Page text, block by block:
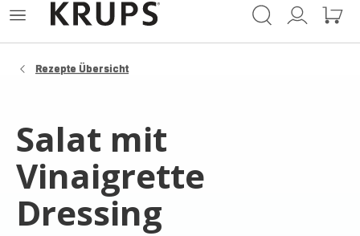
Mein
Mein
Das
Rezepte Übersicht
Salat mit
Vinaigrette
Dressing